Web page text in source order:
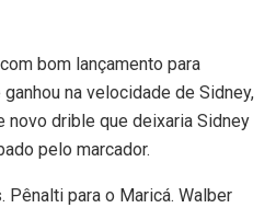
bom lançamento para
na velocidade de Sidney,
novo drible que deixaria Sidney
pelo marcador.
Pênalti para o Maricá. Walber